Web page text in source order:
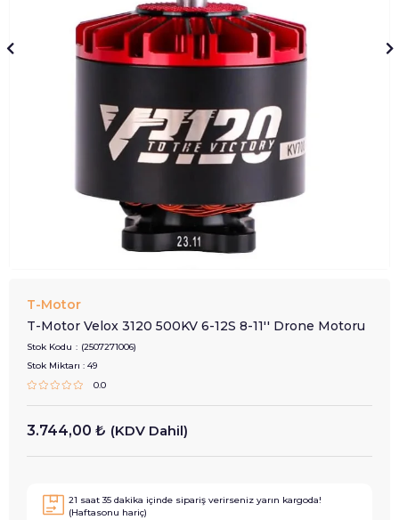
T-Motor
T-Motor Velox 3120 500KV 6-12S 8-11'' Drone Motoru
Stok Kodu
(2507271006)
Stok Miktarı : 49
0.0
3.744,00 ₺ (KDV Dahil)
21 saat35 dakika içinde sipariş verirseniz yarın kargoda!
(Haftasonu hariç)